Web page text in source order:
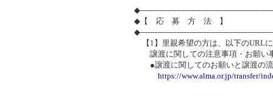
◆【 応 募 方 法 】
【1】里親希望の方は、以下のURL
譲渡に関しての注意事項・お願い
●譲渡に関してのお願いと譲渡の
https://www.alma.or.jp/transfer/